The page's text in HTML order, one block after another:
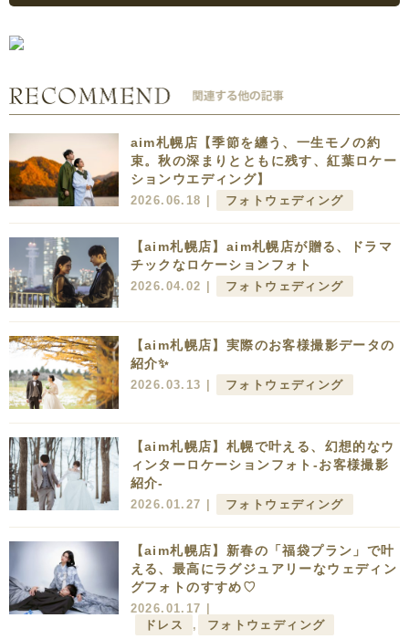
aim札幌店【季節を纏う、一生モノの約
束。秋の深まりとともに残す、紅葉ロケー
ションウエディング】
2026.06.18 | フォトウェディング
【aim札幌店】aim札幌店が贈る、ドラマ
チックなロケーションフォト
2026.04.02 | フォトウェディング
【aim札幌店】実際のお客様撮影データの
紹介✨
2026.03.13 | フォトウェディング
【aim札幌店】札幌で叶える、幻想的なウ
ィンターロケーションフォト-お客様撮影
紹介-
2026.01.27 | フォトウェディング
【aim札幌店】新春の「福袋プラン」で叶
える、最高にラグジュアリーなウェディン
グフォトのすすめ♡
2026.01.17 |
ドレス
, フォトウェディング